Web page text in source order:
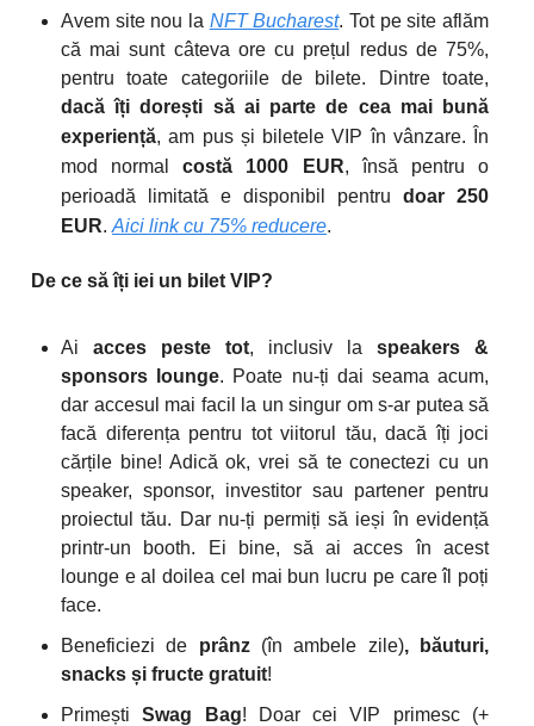
Avem site nou la NFT Bucharest. Tot pe site aflăm
că mai sunt câteva ore cu prețul redus de 75%,
pentru toate categoriile de bilete. Dintre toate,
dacă îți dorești să ai parte de cea mai bună
experiență, am pus și biletele VIP în vânzare. În
mod normalcostă 1000 EUR, însă pentru o
perioadă limitată e disponibil pentru doar 250
EUR. Aici link cu 75% reducere.
De ce să îți iei un bilet VIP?
Ai acces peste tot, inclusiv la speakers &
sponsors lounge. Poate nu-ți dai seama acum,
dar accesul mai facil la un singur om s-ar putea să
facă diferența pentru tot viitorul tău, dacă îți joci
cărțile bine! Adică ok, vrei să te conectezi cu un
speaker, sponsor, investitor sau partener pentru
proiectul tău. Dar nu-ți permiți să ieși în evidență
printr-un booth. Ei bine, să ai acces în acest
lounge e al doilea cel mai bun lucru pe care îl poți
face.
Beneficiezi de prânz (în ambele zile), băuturi,
snacks și fructe gratuit!
PrimeștiSwag Bag! Doar cei VIP primesc (+